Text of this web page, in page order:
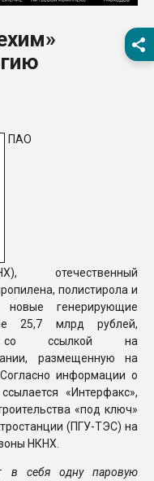
28.07.2026
пластмасс
28.07.2026
ПАО
отечественный
полистирола и
новые генерирующие
25,7 млрд рублей,
ссылкой на
размещенную на
информации о
«Интерфакс»,
«под ключ»
(ПГУ-ТЭС) на
НКНХ.
в себя одну паровую